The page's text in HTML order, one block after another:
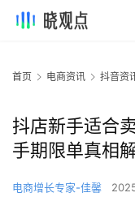
首页 电商资讯 抖音资
抖店新手适合
手期限单真相
电商增长专家-佳馨